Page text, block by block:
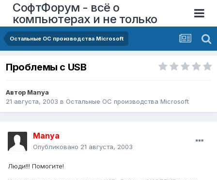
СофтФорум - всё о
компьютерах и не только
Остальные ОС производства Microsoft
Проблемы с USB
Автор Manya
21 августа, 2003 в Остальные ОС производства Microsoft
Manya
Опубликовано 21 августа, 2003
Люди!!! Помогите!